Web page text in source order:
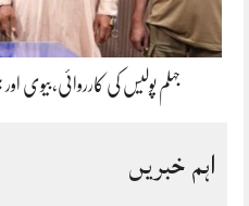
جہلم پولیس کی کارروائی،بیوی اور
اہم خبریں